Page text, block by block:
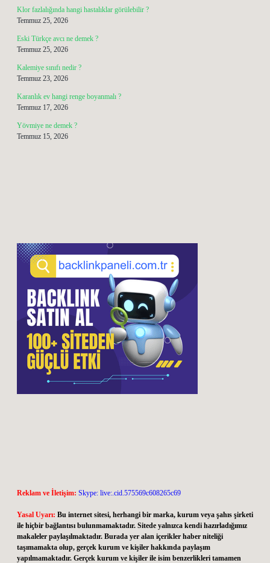
Klor fazlalığında hangi hastalıklar görülebilir ?
Temmuz 25, 2026
Eski Türkçe avcı ne demek ?
Temmuz 25, 2026
Kalemiye sınıfı nedir ?
Temmuz 23, 2026
Karanlık ev hangi renge boyanmalı ?
Temmuz 17, 2026
Yövmiye ne demek ?
Temmuz 15, 2026
Reklam ve İletişim: Skype: live:.cid.575569c608265c69
Yasal Uyarı: Bu internet sitesi, herhangi bir marka, kurum veya şahıs şirketi
ile hiçbir bağlantısı bulunmamaktadır. Sitede yalnızca kendi hazırladığımız
makaleler paylaşılmaktadır. Burada yer alan içerikler haber niteliği
taşımamakta olup, gerçek kurum ve kişiler hakkında paylaşım
yapılmamaktadır. Gerçek kurum ve kişiler ile isim benzerlikleri tamamen